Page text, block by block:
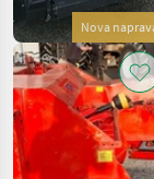
Nova